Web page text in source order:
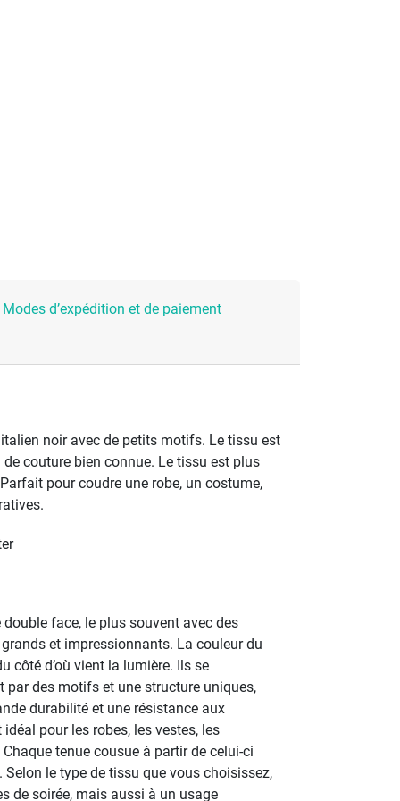
Modes d’expédition et de paiement
noir avec de petits motifs. Le tissu est
couture bien connue. Le tissu est plus
pour coudre une robe, un costume,
face, le plus souvent avec des
et impressionnants. La couleur du
côté d’où vient la lumière. Ils se
par des motifs et une structure uniques,
durabilité et une résistance aux
pour les robes, les vestes, les
tenue cousue à partir de celui-ci
Selon le type de tissu que vous choisissez,
de soirée, mais aussi à un usage